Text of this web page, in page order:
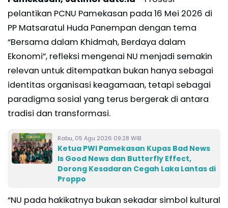
pelantikan PCNU Pamekasan pada 16 Mei 2026 di
PP Matsaratul Huda Panempan dengan tema
“Bersama dalam Khidmah, Berdaya dalam
Ekonomi”, refleksi mengenai NU menjadi semakin
relevan untuk ditempatkan bukan hanya sebagai
identitas organisasi keagamaan, tetapi sebagai
paradigma sosial yang terus bergerak di antara
tradisi dan transformasi.
Rabu, 05 Agu 2026 09:28 WIB
Ketua PWI Pamekasan Kupas Bad News
Is Good News dan Butterfly Effect,
Dorong Kesadaran Cegah Laka Lantas di
Proppo
“NU pada hakikatnya bukan sekadar simbol kultural